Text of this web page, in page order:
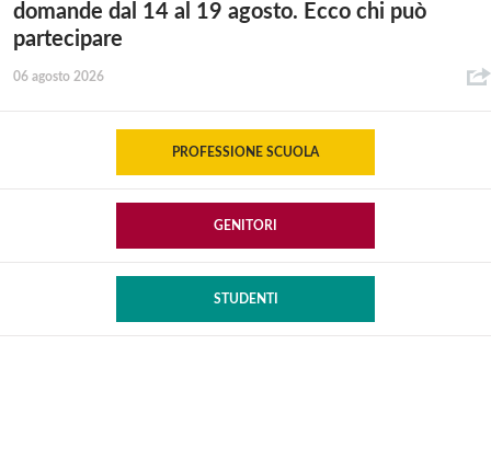
domande dal 14 al 19 agosto. Ecco chi può
partecipare
06 agosto 2026
PROFESSIONE SCUOLA
GENITORI
STUDENTI